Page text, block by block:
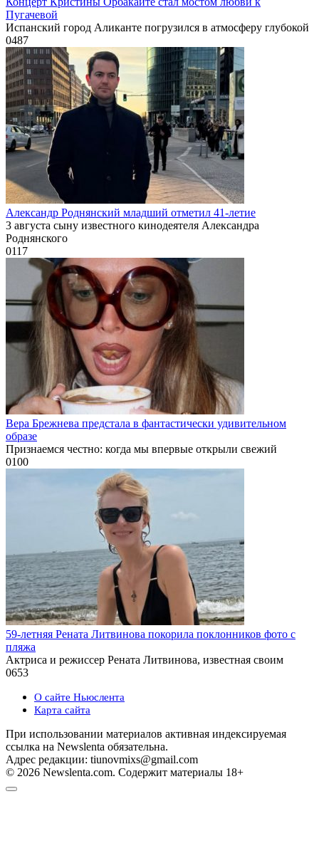
Пугачевой
Испанский город Аликанте погрузился в атмосферу глубокой
0487
Александр Роднянский младший отметил 41-летие
3 августа сыну известного кинодеятеля Александра
Роднянского
0117
Вера Брежнева предстала в фантастически удивительном
образе
Признаемся честно: когда мы впервые открыли свежий
0100
59-летняя Рената Литвинова покорила поклонников фото с
пляжа
Актриса и режиссер Рената Литвинова, известная своим
0653
О сайте Ньюслента
Карта сайта
При использовании материалов активная индексируемая
ссылка на Newslenta обязательна.
Адрес редакции: tiunovmixs@gmail.com
© 2026 Newslenta.com. Содержит материалы 18+